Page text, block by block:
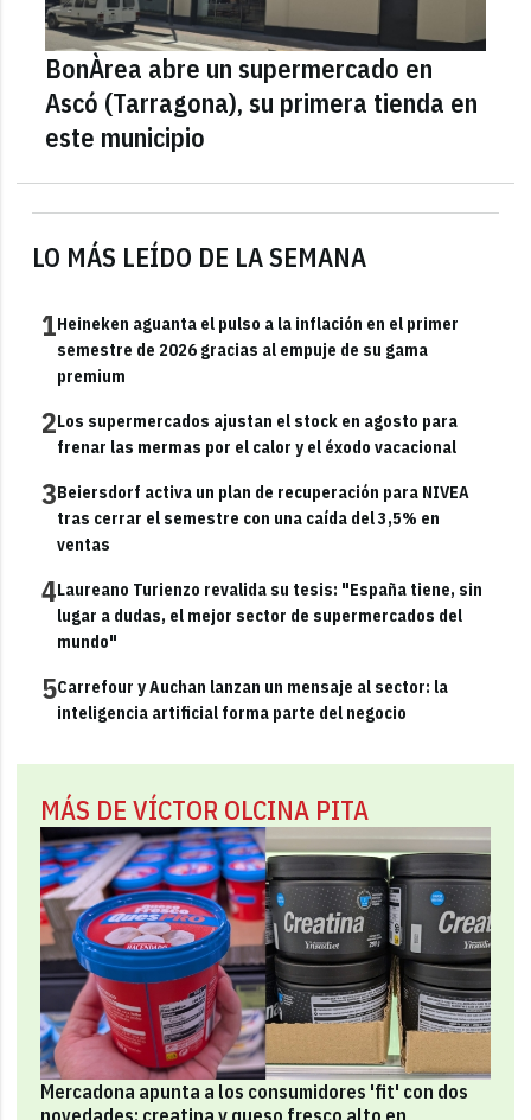
LO MÁS LEÍDO DE LA SEMANA
1Heineken aguanta el pulso a la inflación en el primer
semestre de 2026 gracias al empuje de su gama
premium
2Los supermercados ajustan el stock en agosto para
frenar las mermas por el calor y el éxodo vacacional
3Beiersdorf activa un plan de recuperación para NIVEA
tras cerrar el semestre con una caída del 3,5% en
ventas
4Laureano Turienzo revalida su tesis: "España tiene, sin
lugar a dudas, el mejor sector de supermercados del
mundo"
5Carrefour y Auchan lanzan un mensaje al sector: la
inteligencia artificial forma parte del negocio
MÁS DE VÍCTOR OLCINA PITA
Mercadona apunta a los consumidores 'fit' con dos
BonÀrea abre un supermercado en
Ascó (Tarragona), su primera tienda en
este municipio